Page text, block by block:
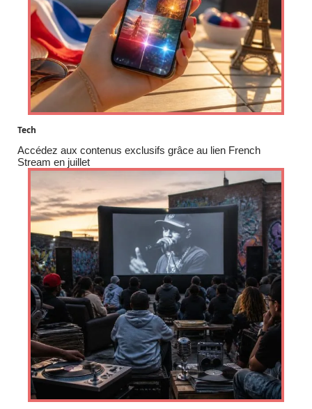
Tech
Accédez aux contenus exclusifs grâce au lien French
Stream en juillet